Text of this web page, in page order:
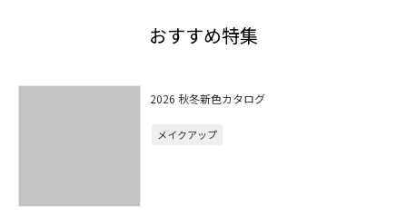
おすすめ特集
2026 秋冬新色カタログ
メイクアップ